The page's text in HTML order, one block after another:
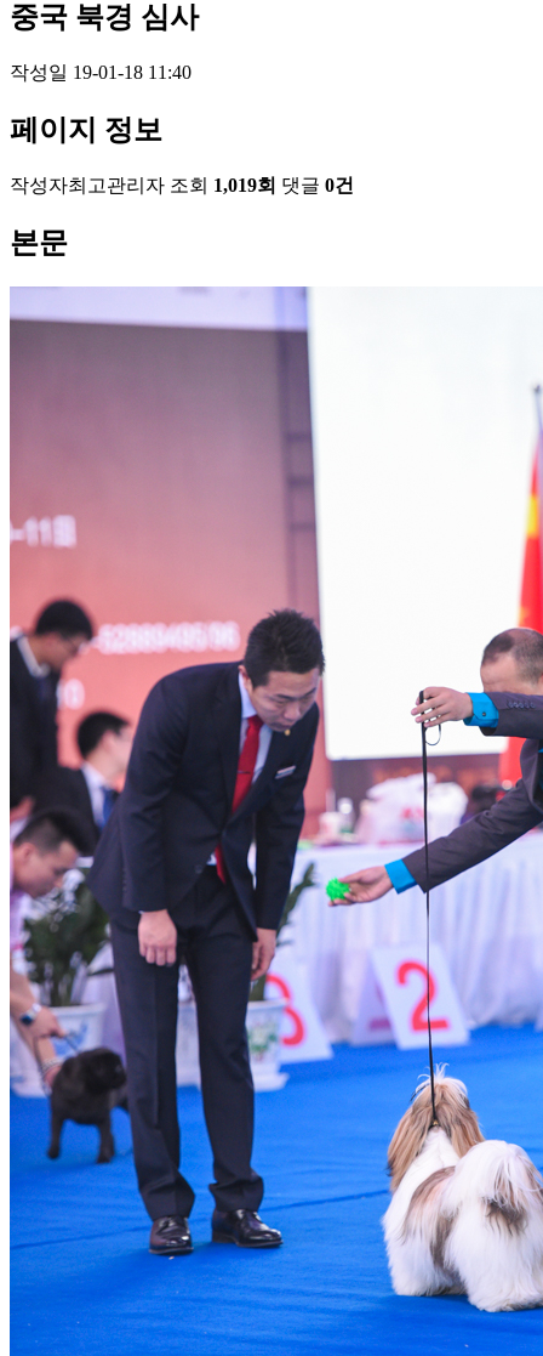
중국 북경 심사
작성일 19-01-18 11:40
페이지 정보
작성자최고관리자 조회 1,019회 댓글 0건
본문